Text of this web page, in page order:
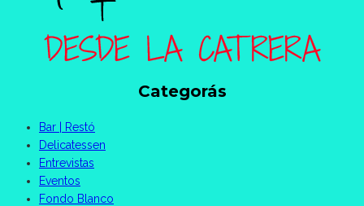
Categorás
Bar | Restó
Delicatessen
Entrevistas
Eventos
Fondo Blanco